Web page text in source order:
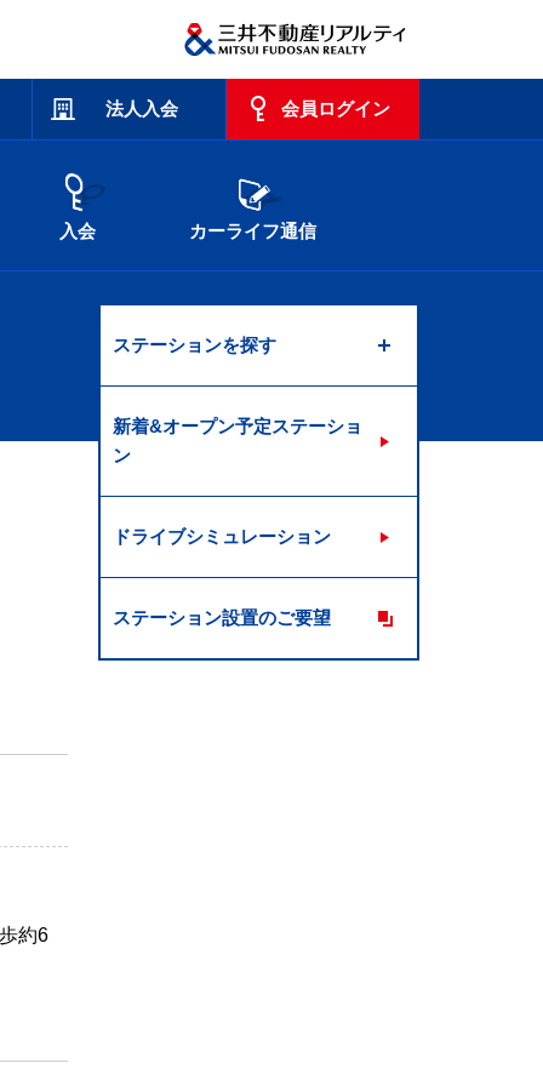
法人入会 会員ログイン
入会 カーライフ通信
約6
ステーションを探す
新着&オープン予定ステーショ
ン
ドライブシミュレーション
ステーション設置のご要望